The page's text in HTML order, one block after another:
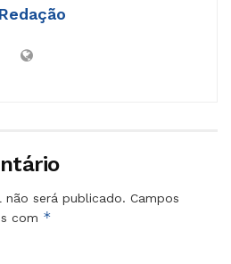
Redação
não será publicado. Campos
com *